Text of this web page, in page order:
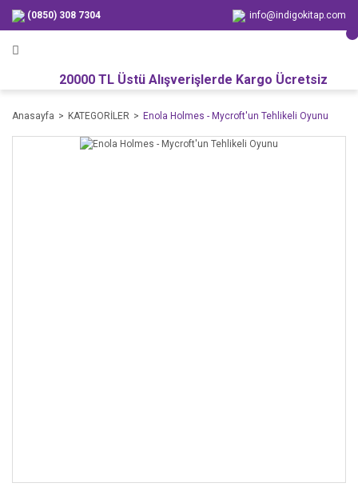
(0850) 308 7304 info@indigokitap.com
20000 TL Üstü Alışverişlerde Kargo Ücretsiz
Anasayfa KATEGORİLER Enola Holmes - Mycroft'un Tehlikeli Oyunu